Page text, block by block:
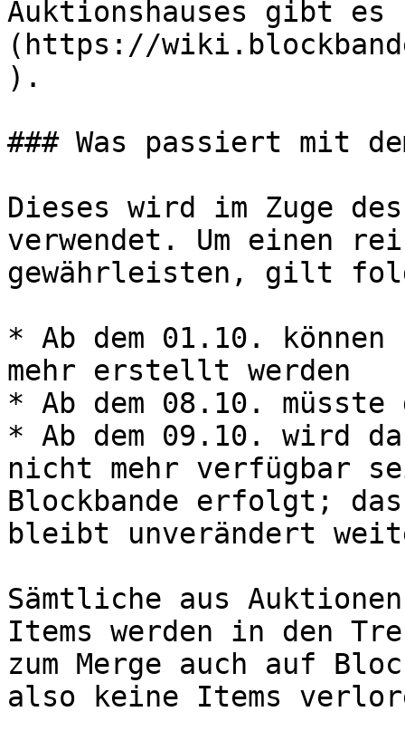
Auktionshauses gibt
(https://
).
### Was passiert mit
Dieses wird im Zuge
verwendet. Um einen
gewährleisten, gilt
* Ab dem 01.10.
mehr erstellt werden
* Ab dem 08.10.
* Ab dem 09.10. wird
nicht mehr verfügbar
Blockbande erfolgt; das
bleibt unverändert
Sämtliche aus
Items werden in den
zum Merge auch auf